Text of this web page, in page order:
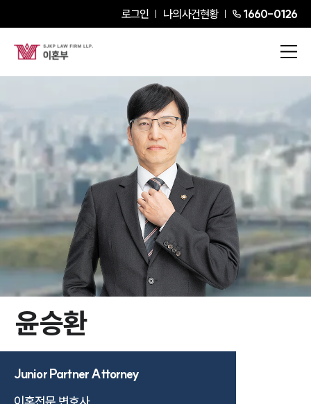
로그인 나의사건현황 1660-0126
윤승환Junior Partner Attorney
윤승환
Junior Partner Attorney